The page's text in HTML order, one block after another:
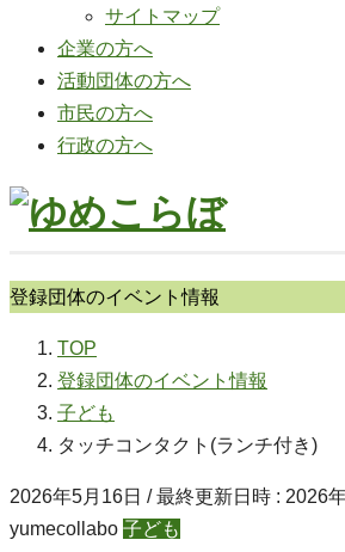
サイトマップ
企業の方へ
活動団体の方へ
市民の方へ
行政の方へ
登録団体のイベント情報
TOP
登録団体のイベント情報
子ども
タッチコンタクト(ランチ付き)
2026年5月16日 / 最終更新日時 : 2026
yumecollabo 子ども